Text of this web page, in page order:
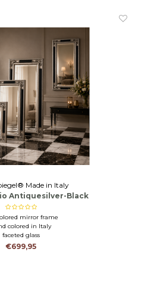
Made in Italy
Antiquesilver-Black
mirror frame
colored in Italy
faceted glass
€699,95